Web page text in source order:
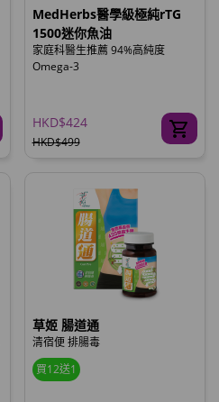
MedHerbs醫學級極純rTG
1500迷你魚油
家庭科醫生推薦 94%高純度
Omega-3
HKD$424
HKD$499
草姬 腸道通
清宿便 排腸毒
買12送1